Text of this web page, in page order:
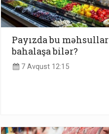
Payızda bu məhsullar
bahalaşa bilər?
7 Avqust 12:15